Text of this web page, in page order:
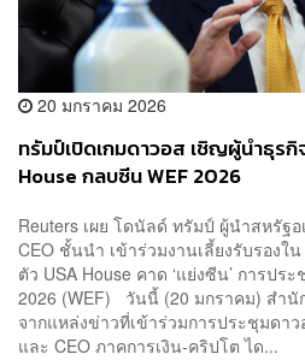
20 มกราคม 2026
ทรัมป์เปิดเกมดาวอส เชิญผู้นำธุรกิ
House กลบซีน WEF 2026
Reuters เผย โดนัลด์ ทรัมป์ ผู้นำสหรัฐ
CEO ชั้นนำ เข้าร่วมงานเลี้ยงรับรองใ
ตัว USA House คาด ‘แย่งซีน’ การปร
2026 (WEF) วันนี้ (20 มกราคม) สำนั
จากแหล่งข่าวที่เข้าร่วมการประชุมดา
และ CEO ภาคการเงิน-คริปโต ได...